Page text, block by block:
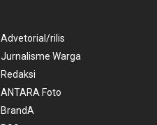
Advetorial/rilis
Jurnalisme Warga
Redaksi
ANTARA Foto
BrandA